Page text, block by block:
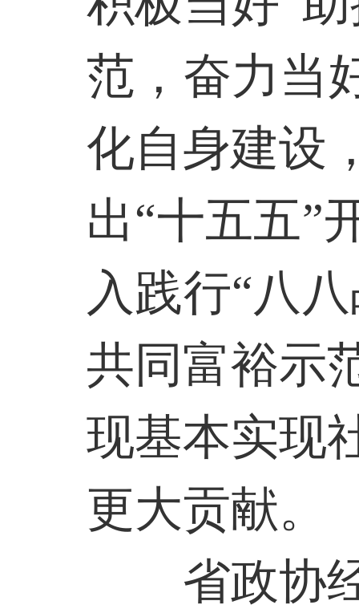
范，奋力当
化自身建设
出“十五五”
入践行“八
共同富裕示
现基本实现
更大贡献。
省政协